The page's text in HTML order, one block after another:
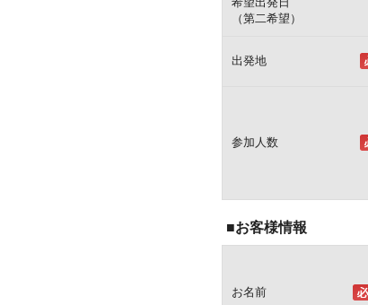
（第二希望）
出発地
参加人数
■お客様情報
お名前